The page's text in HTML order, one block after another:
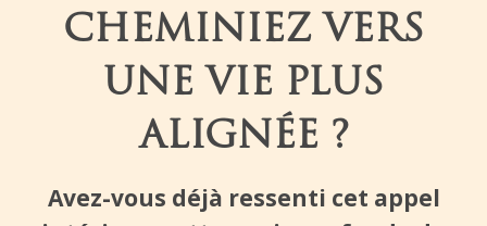
CHEMINIEZ VERS
UNE VIE PLUS
ALIGNÉE ?
Avez-vous déjà ressenti cet appel